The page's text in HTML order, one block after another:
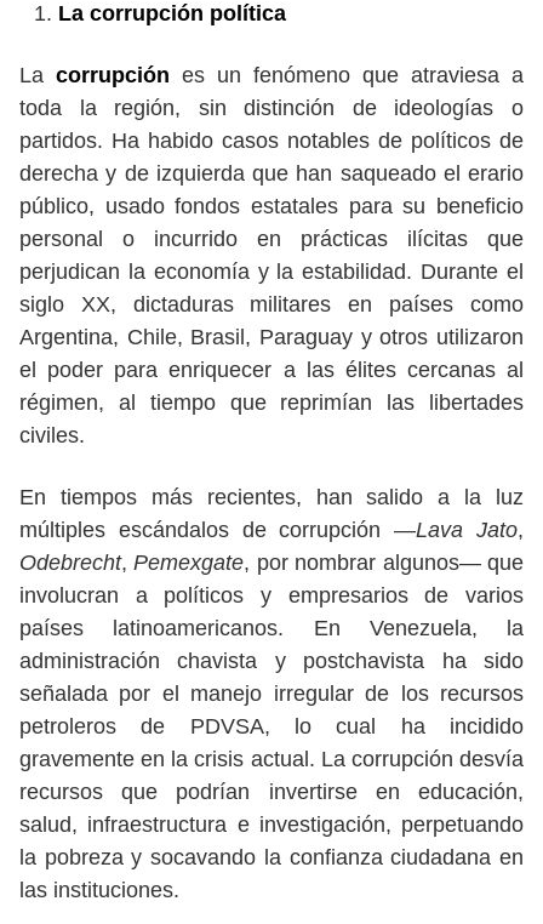
La corrupción política
La corrupción es un fenómeno que atraviesa a
toda la región, sin distinción de ideologías o
partidos. Ha habido casos notables de políticos de
derecha y de izquierda que han saqueado el erario
público, usado fondos estatales para su beneficio
personal o incurrido en prácticas ilícitas que
perjudican la economía y la estabilidad. Durante el
siglo XX, dictaduras militares en países como
Argentina, Chile, Brasil, Paraguay y otros utilizaron
el poder para enriquecer a las élites cercanas al
régimen, al tiempo que reprimían las libertades
civiles.
En tiempos más recientes, han salido a la luz
múltiples escándalos de corrupción —Lava Jato,
Odebrecht,Pemexgate, por nombrar algunos— que
involucran a políticos y empresarios de varios
países latinoamericanos. En Venezuela, la
administración chavista y postchavista ha sido
señalada por el manejo irregular de los recursos
petroleros de PDVSA, lo cual ha incidido
gravemente en la crisis actual. La corrupción desvía
recursos que podrían invertirse en educación,
salud, infraestructura e investigación, perpetuando
la pobreza y socavando la confianza ciudadana en
las instituciones.